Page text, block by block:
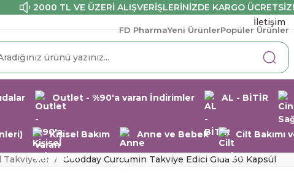
2000 TL VE ÜZERİ ALIŞVERİŞLERİNİZDE KARGO ÜCRETSİZ!
İletişim
FD PharmaYeni ÜrünlerPopüler Ürünler
Outlet - %90'a varan İndirimler AL - BİTİR
Kişisel Bakım Anne ve Bebek Cilt Bakımı
Takviyeler Goodday Curcumin Takviye Edici Gıda 30 Kapsül